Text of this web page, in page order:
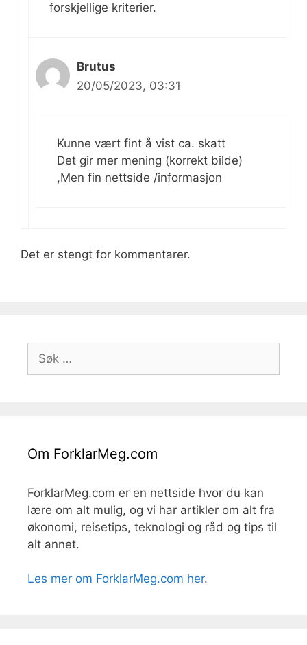
forskjellige kriterier.
Brutus
20/05/2023, 03:31
Kunne vært fint å vist ca. skatt
Det gir mer mening (korrekt bilde)
,Men fin nettside /informasjon
Det er stengt for kommentarer.
etter:
Om ForklarMeg.com
ForklarMeg.com er en nettside hvor du kan
lære om alt mulig, og vi har artikler om alt fra
økonomi, reisetips, teknologi og råd og tips til
alt annet.
Les mer om ForklarMeg.com her.